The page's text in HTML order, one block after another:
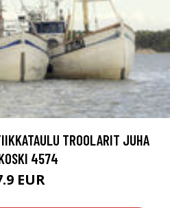
TROOLARIT JUHA
4574
EUR